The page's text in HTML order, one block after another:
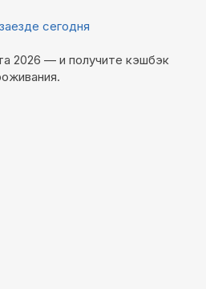
сегодня
2026 — и получите кэшбэк